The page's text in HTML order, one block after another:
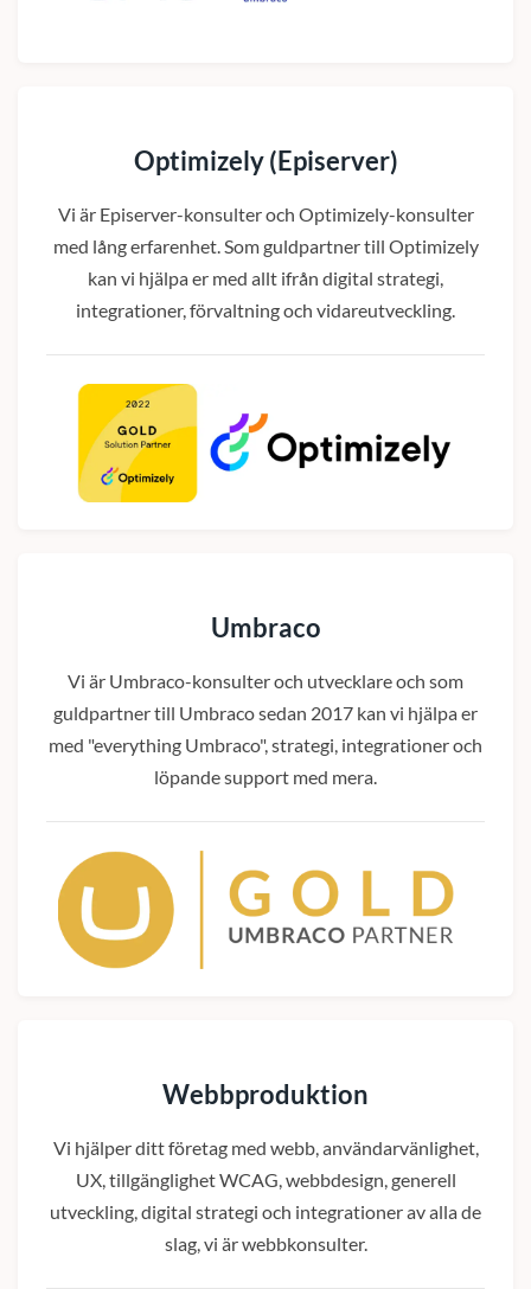
Optimizely (Episerver)
Vi är Episerver-konsulter och Optimizely-konsulter
med lång erfarenhet. Som guldpartner till Optimizely
kan vi hjälpa er med allt ifrån digital strategi,
integrationer, förvaltning och vidareutveckling.
Umbraco
Vi är Umbraco-konsulter och utvecklare och som
guldpartner till Umbraco sedan 2017 kan vi hjälpa er
med "everything Umbraco", strategi, integrationer och
löpande support med mera.
Webbproduktion
Vi hjälper ditt företag med webb, användarvänlighet,
UX, tillgänglighet WCAG, webbdesign, generell
utveckling, digital strategi och integrationer av alla de
slag, vi är webbkonsulter.